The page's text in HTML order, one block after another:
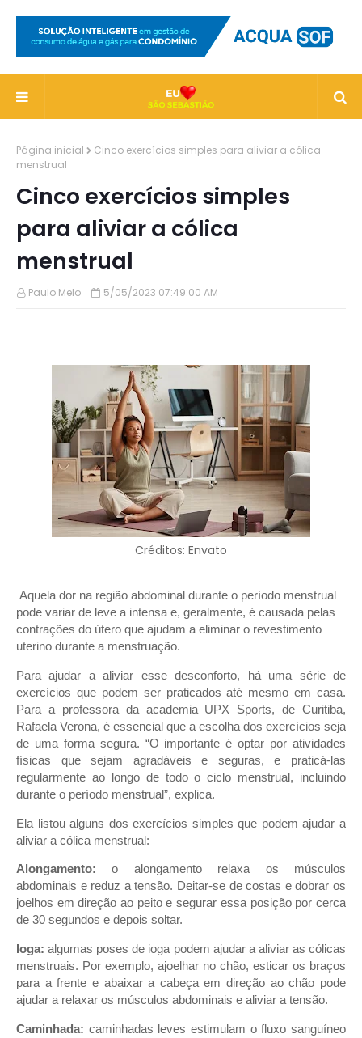
Página inicial
Cinco exercícios simples para aliviar a cólica
menstrual
Cinco exercícios simples
para aliviar a cólica
menstrual
Paulo Melo 5/05/2023 07:49:00 AM
Créditos: Envato
Aquela dor na região abdominal durante o período menstrual
pode variar de leve a intensa e, geralmente, é causada pelas
contrações do útero que ajudam a eliminar o revestimento
uterino durante a menstruação.
Para ajudar a aliviar esse desconforto, há uma série de
exercícios que podem ser praticados até mesmo em casa.
Para a professora da academia UPX Sports, de Curitiba,
Rafaela Verona, é essencial que a escolha dos exercícios seja
de uma forma segura. “O importante é optar por atividades
físicas que sejam agradáveis e seguras, e praticá-las
regularmente ao longo de todo o ciclo menstrual, incluindo
durante o período menstrual”, explica.
Ela listou alguns dos exercícios simples que podem ajudar a
aliviar a cólica menstrual:
Alongamento: o alongamento relaxa os músculos
abdominais e reduz a tensão. Deitar-se de costas e dobrar os
joelhos em direção ao peito e segurar essa posição por cerca
de 30 segundos e depois soltar.
Ioga:algumas poses de ioga podem ajudar a aliviar as cólicas
menstruais. Por exemplo, ajoelhar no chão, esticar os braços
para a frente e abaixar a cabeça em direção ao chão pode
ajudar a relaxar os músculos abdominais e aliviar a tensão.
Caminhada: caminhadas leves estimulam o fluxo sanguíneo